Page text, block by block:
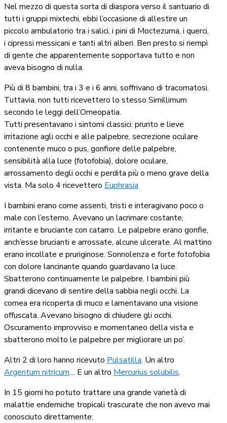
Nel mezzo di questa sorta di diaspora verso il santuario di
tutti i gruppi mixtechi, ebbi l’occasione di allestire un
piccolo ambulatorio tra i salici, i pini di Moctezuma, i querci,
i cipressi messicani e tanti altri alberi. Ben presto si riempì
di gente che apparentemente sopportava tutto e non
aveva bisogno di nulla.
Più di 8 bambini, tra i 3 e i 6 anni, soffrivano di tracomatosi.
Tuttavia, non tutti ricevettero lo stesso Simillimum
secondo le leggi dell’Omeopatia.
Tutti presentavano i sintomi classici: prurito e lieve
irritazione agli occhi e alle palpebre, secrezione oculare
contenente muco o pus, gonfiore delle palpebre,
sensibilità alla luce (fotofobia), dolore oculare,
arrossamento degli occhi e perdita più o meno grave della
vista. Ma solo 4 ricevettero Euphrasia
I bambini erano come assenti, tristi e interagivano poco o
male con l’esterno. Avevano un lacrimare costante,
irritante e bruciante con catarro. Le palpebre erano gonfie,
anch’esse brucianti e arrossate, alcune ulcerate. Al mattino
erano incollate e pruriginose. Sonnolenza e forte fotofobia
con dolore lancinante quando guardavano la luce.
Sbatterono continuamente le palpebre. I bambini più
grandi dicevano di sentire della sabbia negli occhi. La
cornea era ricoperta di muco e lamentavano una visione
offuscata. Avevano bisogno di chiudere gli occhi.
Oscuramento improvviso e momentaneo della vista e
sbatterono molto le palpebre per migliorare un po’.
Altri 2 di loro hanno ricevuto Pulsatilla. Un altro
Argentum nitricum… E un altro Mercurius solubilis.
In 15 giorni ho potuto trattare una grande varietà di
malattie endemiche tropicali trascurate che non avevo mai
conosciuto direttamente: